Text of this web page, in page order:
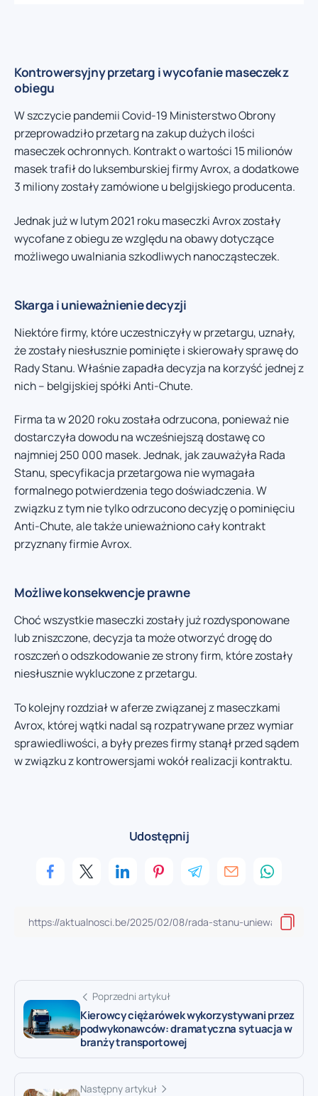
Kontrowersyjny przetarg i wycofanie maseczek z
obiegu
W szczycie pandemii Covid-19 Ministerstwo Obrony
przeprowadziło przetarg na zakup dużych ilości
maseczek ochronnych. Kontrakt o wartości 15 milionów
masek trafił do luksemburskiej firmy Avrox, a dodatkowe
3 miliony zostały zamówione u belgijskiego producenta.
Jednak już w lutym 2021 roku maseczki Avrox zostały
wycofane z obiegu ze względu na obawy dotyczące
możliwego uwalniania szkodliwych nanocząsteczek.
Skarga i unieważnienie decyzji
Niektóre firmy, które uczestniczyły w przetargu, uznały,
że zostały niesłusznie pominięte i skierowały sprawę do
Rady Stanu. Właśnie zapadła decyzja na korzyść jednej z
nich – belgijskiej spółki Anti-Chute.
Firma ta w 2020 roku została odrzucona, ponieważ nie
dostarczyła dowodu na wcześniejszą dostawę co
najmniej 250 000 masek. Jednak, jak zauważyła Rada
Stanu, specyfikacja przetargowa nie wymagała
formalnego potwierdzenia tego doświadczenia. W
związku z tym nie tylko odrzucono decyzję o pominięciu
Anti-Chute, ale także unieważniono cały kontrakt
przyznany firmie Avrox.
Możliwe konsekwencje prawne
Choć wszystkie maseczki zostały już rozdysponowane
lub zniszczone, decyzja ta może otworzyć drogę do
roszczeń o odszkodowanie ze strony firm, które zostały
niesłusznie wykluczone z przetargu.
To kolejny rozdział w aferze związanej z maseczkami
Avrox, której wątki nadal są rozpatrywane przez wymiar
sprawiedliwości, a były prezes firmy stanął przed sądem
w związku z kontrowersjami wokół realizacji kontraktu.
Udostępnij
Poprzedni artykuł
Kierowcy ciężarówek wykorzystywani przez
podwykonawców: dramatyczna sytuacja w
branży transportowej
Następny artykuł